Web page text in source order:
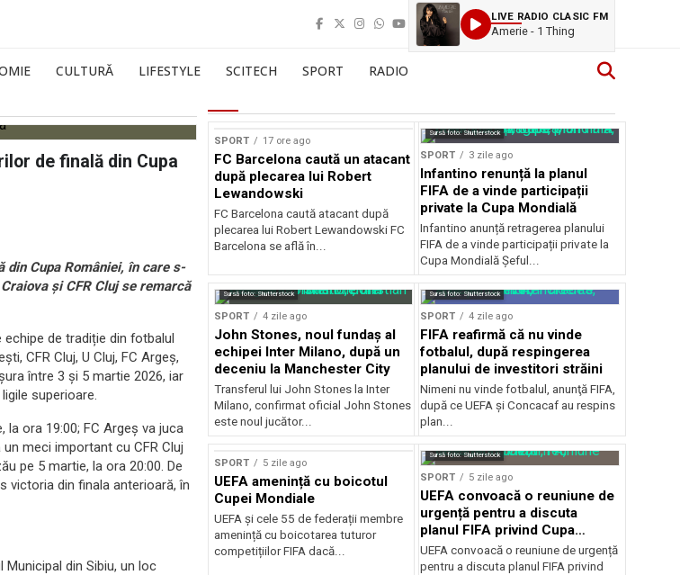
LIVE RADIO CLASIC FM
Amerie - 1 Thing
CULTURĂ LIFESTYLE SCITECH SPORT RADIO
de finală din Cupa
Cupa României, în care s-
și CFR Cluj se remarcă
de tradiție din fotbalul
CFR Cluj, U Cluj, FC Argeș,
între 3 și 5 martie 2026, iar
superioare.
ora 19:00; FC Argeș va juca
meci important cu CFR Cluj
pe 5 martie, la ora 20:00. De
victoria din finala anterioară, în
din Sibiu, un loc
SPORT 17 ore ago
FC Barcelona caută un atacant
după plecarea lui Robert
Lewandowski
FC Barcelona caută atacant după
plecarea lui Robert Lewandowski FC
Barcelona se află în...
Sursă foto: Shutterstock
SPORT 3 zile ago
Infantino renunță la planul
FIFA de a vinde participații
private la Cupa Mondială
Infantino anunță retragerea planului
FIFA de a vinde participații private la
Cupa Mondială Șeful...
Sursă foto: Shutterstock
SPORT 4 zile ago
John Stones, noul fundaș al
echipei Inter Milano, după un
deceniu la Manchester City
Transferul lui John Stones la Inter
Milano, confirmat oficial John Stones
este noul jucător...
Sursă foto: Shutterstock
SPORT 4 zile ago
FIFA reafirmă că nu vinde
fotbalul, după respingerea
planului de investitori străini
Nimeni nu vinde fotbalul, anunţă FIFA,
după ce UEFA şi Concacaf au respins
plan...
SPORT 5 zile ago
UEFA amenință cu boicotul
Cupei Mondiale
UEFA și cele 55 de federații membre
amenință cu boicotarea tuturor
competițiilor FIFA dacă...
Sursă foto: Shutterstock
SPORT 5 zile ago
UEFA convoacă o reuniune de
urgență pentru a discuta
planul FIFA privind Cupa
Mondială
UEFA convoacă o reuniune de urgență
pentru a discuta planul FIFA privind